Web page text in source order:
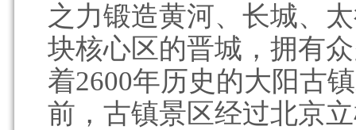
之力锻造黄河、长城、
块核心区的晋城，拥有
着2600年历史的大阳古
前，古镇景区经过北京